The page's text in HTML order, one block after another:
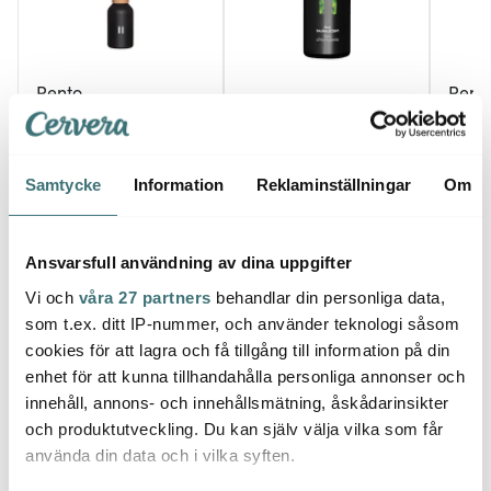
Samtycke Information Reklaminställningar Om
Ansvarsfull användning av dina uppgifter
Vi och våra 27 partners behandlar din personliga data,
som t.ex. ditt IP-nummer, och använder teknologi såsom
cookies för att lagra och få tillgång till information på din
enhet för att kunna tillhandahålla personliga annonser och
innehåll, annons- och innehållsmätning, åskådarinsikter
och produktutveckling. Du kan själv välja vilka som får
använda din data och i vilka syften.
Rento
Doftpinnar Arctic Pine
100 ml
169 kr
Bastudoft björk 400 ml
75 kr 69 kr
Låt dig inspireras av våra kunder